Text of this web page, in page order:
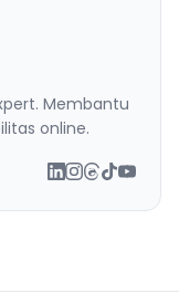
Membantu
online.